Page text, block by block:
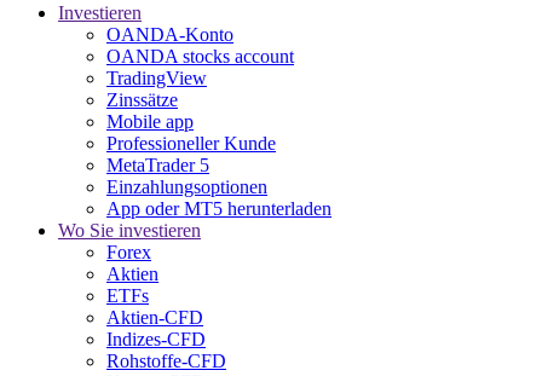
Investieren
OANDA-Konto
OANDA stocks account
TradingView
Zinssätze
Mobile app
Professioneller Kunde
MetaTrader 5
Einzahlungsoptionen
App oder MT5 herunterladen
Wo Sie investieren
Forex
Aktien
ETFs
Aktien-CFD
Indizes-CFD
Rohstoffe-CFD